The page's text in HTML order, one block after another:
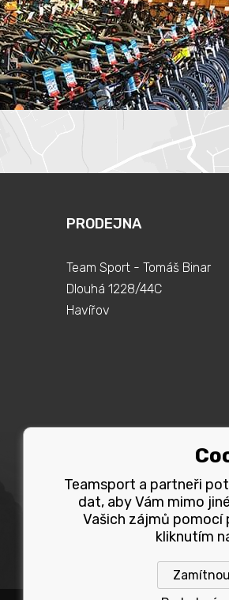
PRODEJNA
Team Sport - Tomáš Binar
Dlouhá 1228/44C
Havířov
Teamsport a partneři
dat, aby Vám mimo
Vašich zájmů pomocí
kliknutím